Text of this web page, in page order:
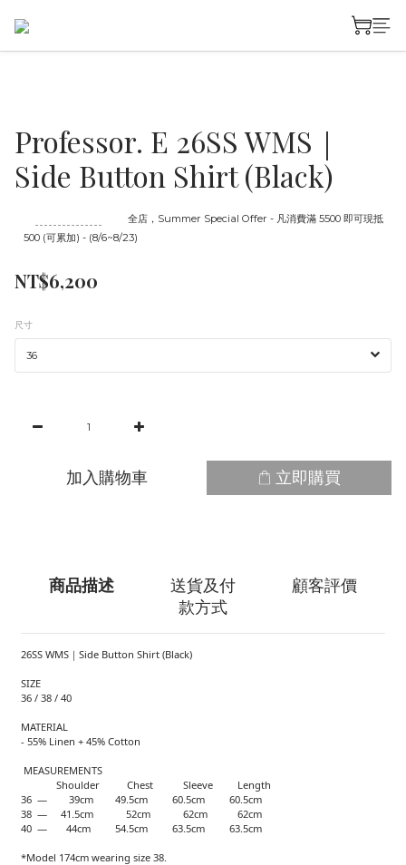
Professor. E 26SS WMS｜
Side Button Shirt (Black)
全店，Summer Special Offer - 凡消費滿 5500 即可現抵
500 (可累加) - (8/6~8/23)
NT$6,200
尺寸
加入購物車 立即購買
商品描述
送貨及付
款方式
顧客評價
26SS WMS｜Side Button Shirt (Black)
SIZE
36 / 38 / 40
MATERIAL
- 55% Linen + 45% Cotton
MEASUREMENTS
Shoulder Chest Sleeve Length
36 — 39cm 49.5cm 60.5cm 60.5cm
38 — 41.5cm 52cm 62cm 62cm
40 — 44cm 54.5cm 63.5cm 63.5cm
*Model 174cm wearing size 38.